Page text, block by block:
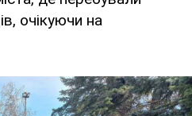
очікуючи на